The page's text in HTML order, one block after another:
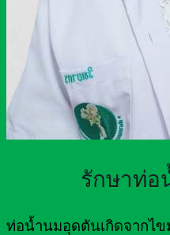
รักษาท่
ท่อน้ำนมอุดตันเกิดจากไ